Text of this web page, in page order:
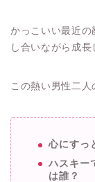
かっこいい最近
し合いながら成
この熱い男性二人
心にすっ
ハスキー
は誰？